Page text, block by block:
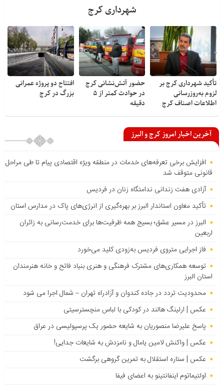
شهرداری کرج
تأکید شهرداری کرج بر
لزوم به‌روزرسانی
اطلاعات اصناف کرج
حضور آتش‌نشانی کرج
در حوادث کمتر از ۵
دقیقه
افتتاح دو پروژه عمرانی
بزرگ در کرج
آخرین اخبار امروز کرج و البرز
افزایش برخی تعرفه‌های خدمات در منطقه ویژه اقتصادی پیام تا طی مراحل
قانونی متوقف شد
آزادی هفت زندانی ندامتگاه زنان در فردیس
تأکید معاون استاندار البرز بر بهره‌گیری از انرژی‌های پاک در مدارس استان
البرز در مسیر عشق؛ بسیج همه ظرفیت‌ها برای خدمت‌رسانی به زائران
اربعین
فاز اجرایی متروی فردیس به‌زودی کلید می‌خورد
توسعه همکاری‌های مشترک فرهنگی و هنری بنیاد فاتح و خانه هنرمندان
استان البرز
محدودیت تردد در جاده کندوان و آزادراه تهران – شمال اجرا می شود
عکس | ارلینگ هالند در کودکی با لباس منچسترسیتی
پاسخ علیرضا منصوریان به شایعه حضور یک پرسپولیسی در عراق
عکس | واکنش لامین یامال و نامزدش به شایعات جدایی!
عکس | ستاره استقلال به تمرین گروهی برگشت
اولتیماتوم اینفانتینو به اعضای فیفا